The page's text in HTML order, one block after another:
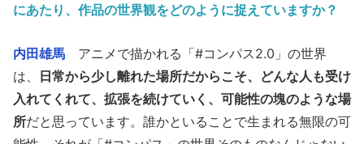
にあたり、作品の世界観をどのように捉えていますか？
内田雄馬 アニメで描かれる「#コンパス2.0」の世界
は、 日常から少し離れた場所だからこそ、どんな人も受け
入れてくれて、拡張を続けていく、可能性の塊のような場
所だと思っています。誰かといることで生まれる無限の可